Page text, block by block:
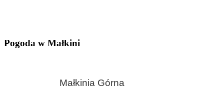
Pogoda w Małkini